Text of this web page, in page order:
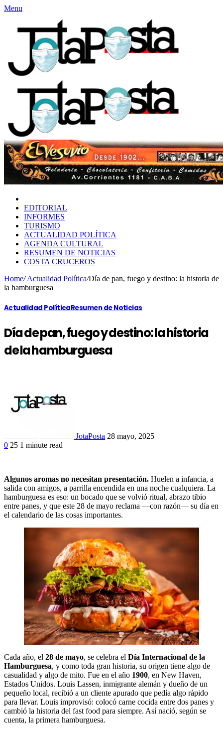
Menu
EDITORIAL
INFORMES
TURISMO
ACTUALIDAD POLÍTICA
AGENDA CULTURAL
RESUMEN DE NOTICIAS
COSTA CRUCEROS
Home/Actualidad Política/Día de pan, fuego y destino: la historia de
la hamburguesa
Actualidad PolíticaResumen de Noticias
Día de pan, fuego y destino: la historia
de la hamburguesa
JotaPosta 28 mayo, 2025
0 25 1 minute read
Algunos aromas no necesitan presentación. Huelen a infancia, a
salida con amigos, a parrilla encendida en una noche cualquiera. La
hamburguesa es eso: un bocado que se volvió ritual, abrazo tibio
entre panes, y que este 28 de mayo reclama —con razón— su día en
el calendario de las cosas importantes.
Cada año, el 28 de mayo, se celebra el Día Internacional de la
Hamburguesa, y como toda gran historia, su origen tiene algo de
casualidad y algo de mito. Fue en el año 1900, en New Haven,
Estados Unidos. Louis Lassen, inmigrante alemán y dueño de un
pequeño local, recibió a un cliente apurado que pedía algo rápido
para llevar. Louis improvisó: colocó carne cocida entre dos panes y
cambió la historia del fast food para siempre. Así nació, según se
cuenta, la primera hamburguesa.